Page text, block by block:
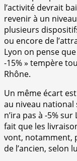
l’activité devrait
revenir à un
plusieurs
ou encore de
Lyon on pense
-15% » tempère
Rhône.
Un même écart
au niveau national
n’ira pas à -5%
fait que les
vont, notamment,
de l’ancien, selon